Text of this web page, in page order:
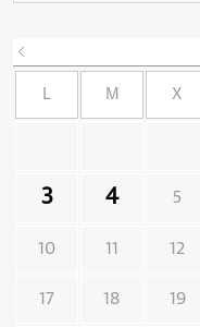
L M X
3 4 5
10 11 12
17 18 19